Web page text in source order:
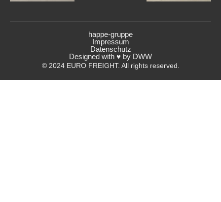
© 2024 EURO FREIGHT. All rights reserved.
happe-gruppe
Impressum
Datenschutz
Designed with ♥ by DWW